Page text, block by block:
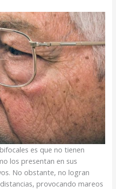
es que no tienen
los presentan en sus
No obstante, no logran
provocando mareos